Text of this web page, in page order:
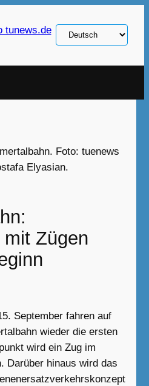
Sprache
auswählen
Foto: tuenews
Elyasian.
Zügen
September fahren auf
wieder die ersten
wird ein Zug im
Darüber hinaus wird das